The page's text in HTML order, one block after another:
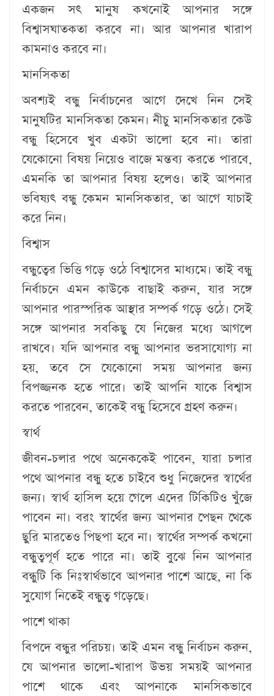
একজন সৎ মানুষ কখনোই আপনার সঙ্গে
বিশ্বাসঘাতকতা করবে না। আর আপনার খারাপ
কামনাও করবে না।
মানসিকতা
অবশ্যই বন্ধু নির্বাচনের আগে দেখে নিন সেই
মানুষটির মানসিকতা কেমন। নীচু মানসিকতার কেউ
বন্ধু হিসেবে খুব একটা ভালো হবে না। তারা
যেকোনো বিষয় নিয়েও বাজে মন্তব্য করতে পারবে,
এমনকি তা আপনার বিষয় হলেও। তাই আপনার
ভবিষ্যৎ বন্ধু কেমন মানসিকতার, তা আগে যাচাই
করে নিন।
বিশ্বাস
বন্ধুত্বের ভিত্তি গড়ে ওঠে বিশ্বাসের মাধ্যমে। তাই বন্ধু
নির্বাচনে এমন কাউকে বাছাই করুন, যার সঙ্গে
আপনার পারস্পরিক আস্থার সম্পর্ক গড়ে ওঠে। সেই
সঙ্গে আপনার সবকিছু যে নিজের মধ্যে আগলে
রাখবে। যদি আপনার বন্ধু আপনার ভরসাযোগ্য না
হয়, তবে সে যেকোনো সময় আপনার জন্য
বিপজ্জনক হতে পারে। তাই আপনি যাকে বিশ্বাস
করতে পারবেন, তাকেই বন্ধু হিসেবে গ্রহণ করুন।
স্বার্থ
জীবন-চলার পথে অনেককেই পাবেন, যারা চলার
পথে আপনার বন্ধু হতে চাইবে শুধু নিজেদের স্বার্থের
জন্য। স্বার্থ হাসিল হয়ে গেলে এদের টিকিটিও খুঁজে
পাবেন না। বরং স্বার্থের জন্য আপনার পেছন থেকে
ছুরি মারতেও পিছপা হবে না। স্বার্থের সম্পর্ক কখনো
বন্ধুত্বপূর্ণ হতে পারে না। তাই বুঝে নিন আপনার
বন্ধুটি কি নিঃস্বার্থভাবে আপনার পাশে আছে, না কি
সুযোগ নিতেই বন্ধুত্ব গড়েছে।
পাশে থাকা
বিপদে বন্ধুর পরিচয়। তাই এমন বন্ধু নির্বাচন করুন,
যে আপনার ভালো-খারাপ উভয় সময়ই আপনার
পাশে থাকে এবং আপনাকে মানসিকভাবে